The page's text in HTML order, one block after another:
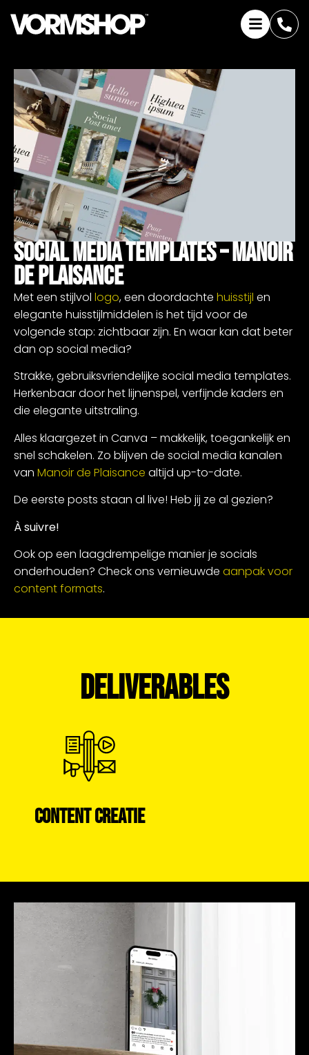
Social Media Templates – Manoir
De Plaisance
Met een stijlvol logo, een doordachte huisstijl en
elegante huisstijlmiddelen is het tijd voor de
volgende stap: zichtbaar zijn. En waar kan dat beter
dan op social media?
Strakke, gebruiksvriendelijke social media templates.
Herkenbaar door het lijnenspel, verfijnde kaders en
die elegante uitstraling.
Alles klaargezet in Canva – makkelijk, toegankelijk en
snel schakelen. Zo blijven de social media kanalen
van Manoir de Plaisance altijd up-to-date.
De eerste posts staan al live! Heb jij ze al gezien?
À suivre!
Ook op een laagdrempelige manier je socials
onderhouden? Check ons vernieuwde aanpak voor
content formats.
DELIVERABLES
CONTENT CREATIE